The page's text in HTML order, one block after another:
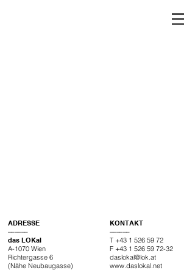
ADRESSE
––––––
das LOKal
A-1070 Wien
Richtergasse 6
(Nähe Neubaugasse)
KONTAKT
––––––
T +43 1 526 59 72
F +43 1 526 59 72-32
daslokal@lok.at
www.daslokal.net